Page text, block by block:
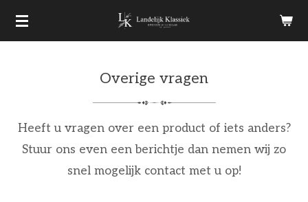
Ga
direct
Overige vragen
Heeft u vragen over een product of iets anders?
Stuur ons even een berichtje dan nemen wij zo
snel mogelijk contact met u op!